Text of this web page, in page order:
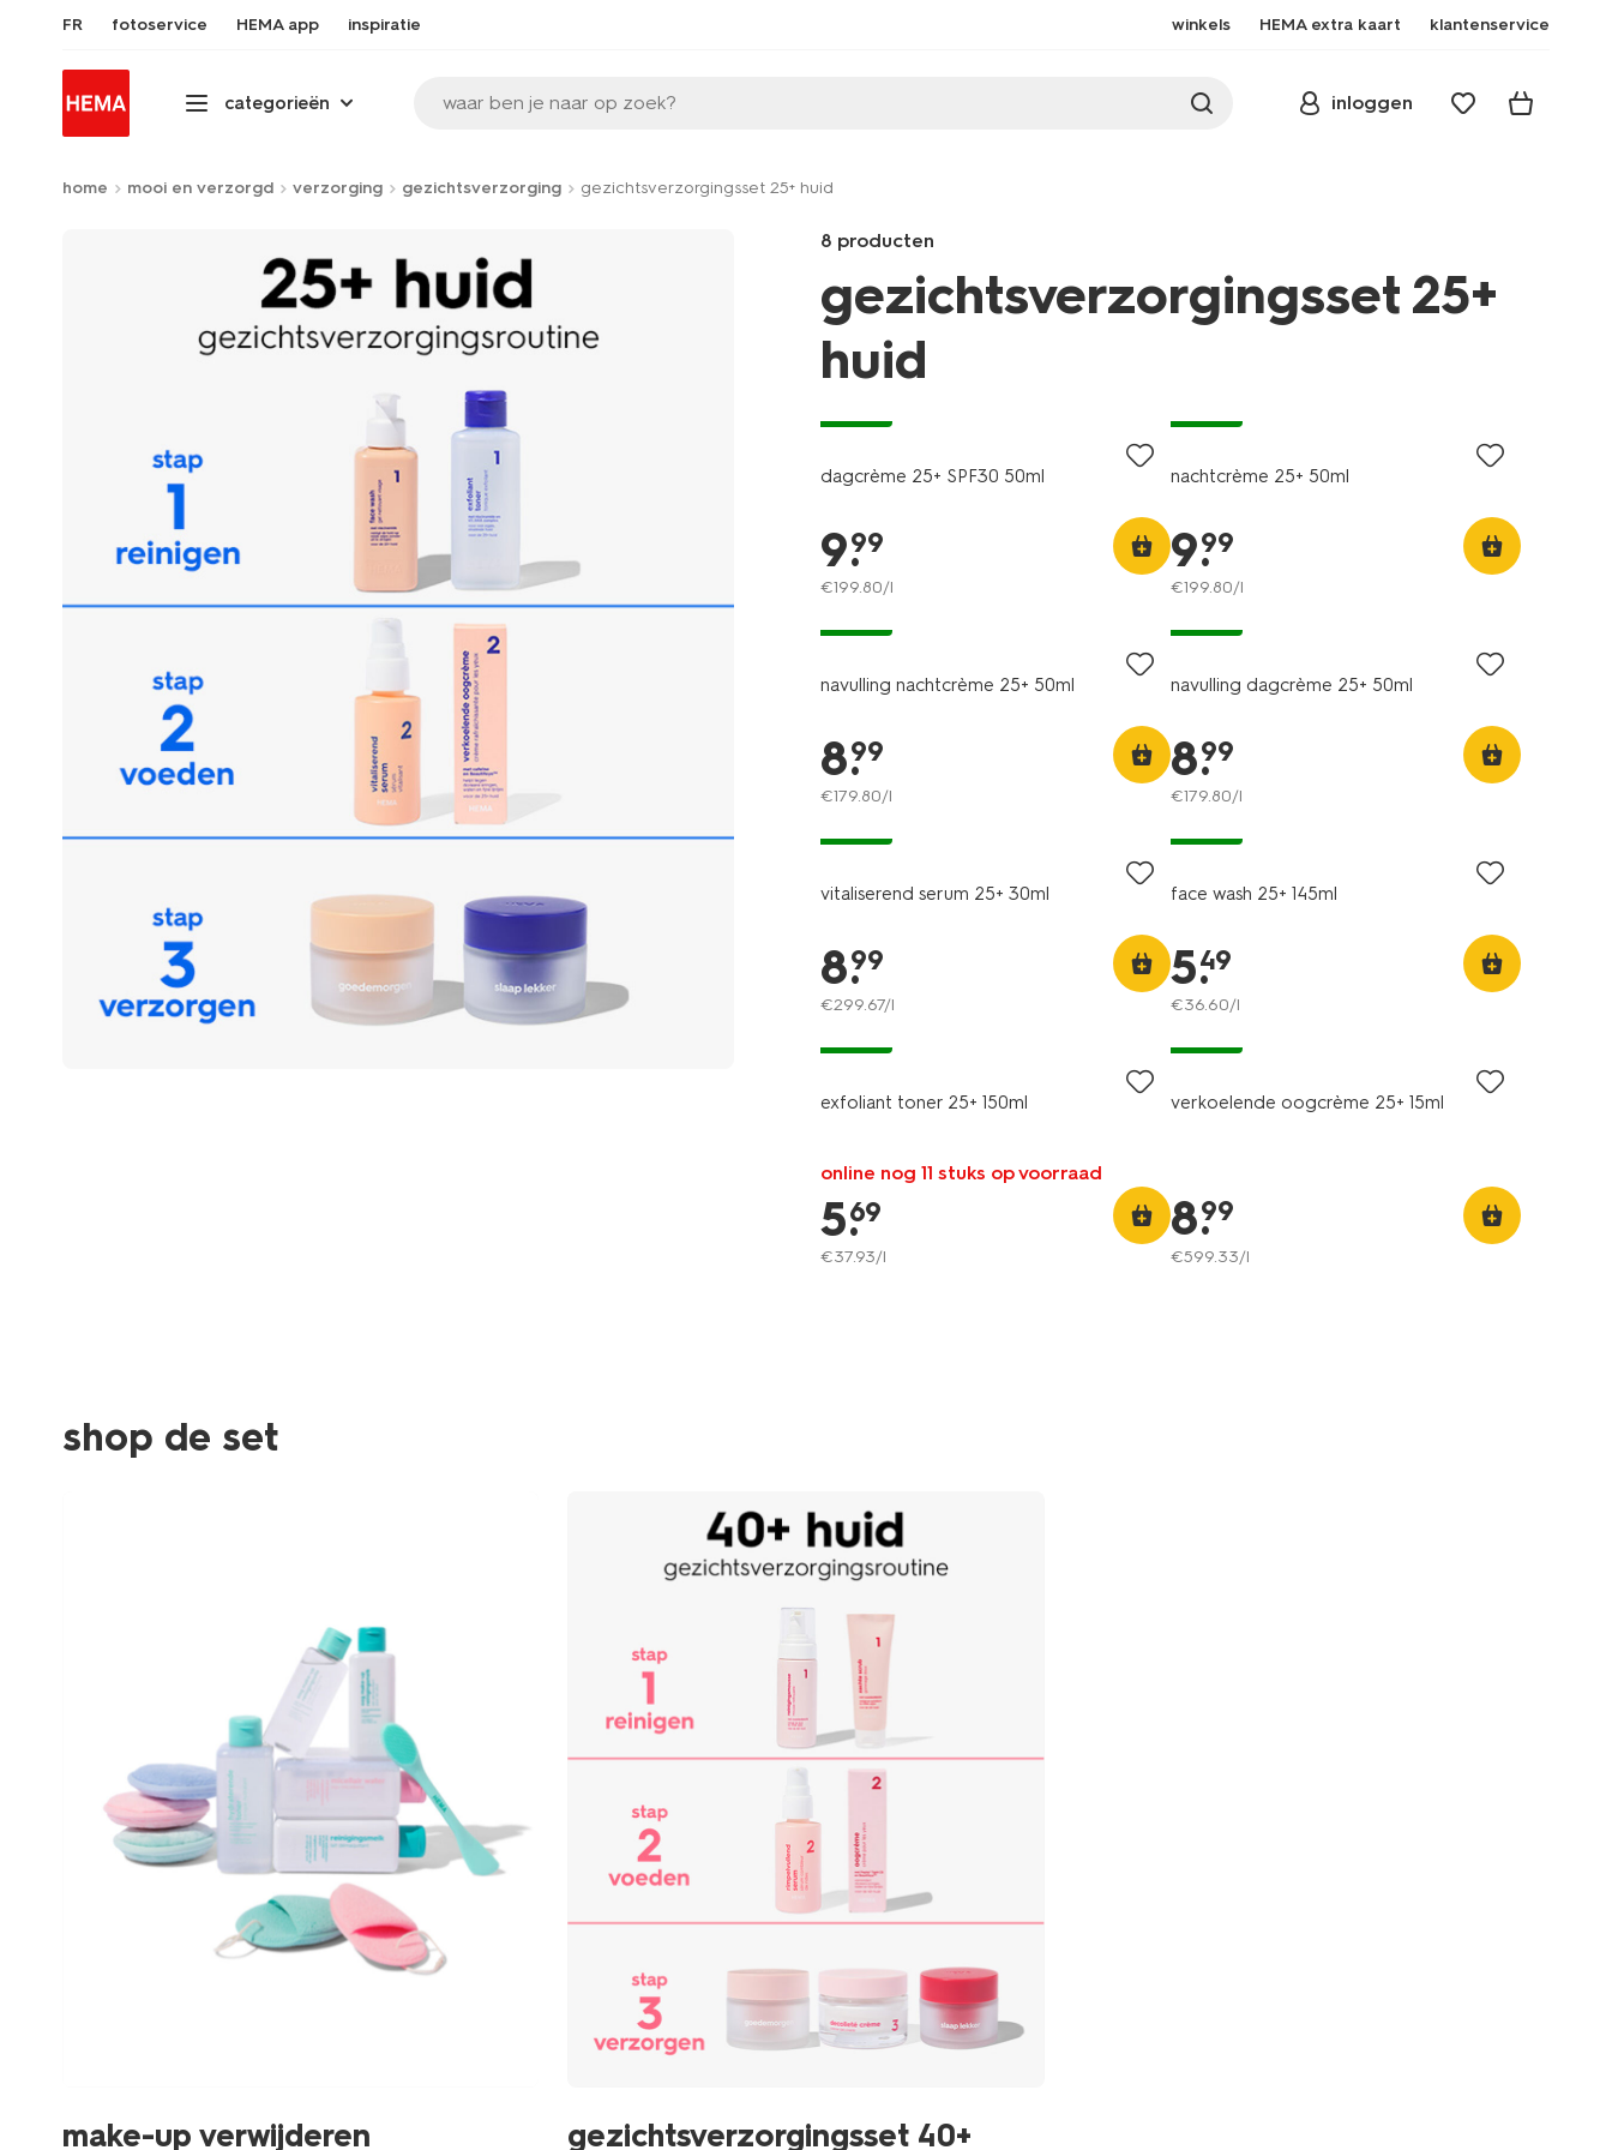
FR fotoservice HEMA app inspiratie winkels HEMA extra kaart klantenservice
categorieën waar ben je naar op zoek? inloggen
home mooi en verzorgd verzorging gezichtsverzorging gezichtsverzorgingsset 25+ huid
8 producten
gezichtsverzorgingsset 25+
huid
/nl-
verzorgd/verzorging/gezichtsverzorging/gezichtsverzorgingsset-
huid-
201543.html
dagcrème 25+ SPF30 50ml
9.
99
€199.80/l
nachtcrème 25+ 50ml
9.
99
€199.80/l
navulling nachtcrème 25+ 50ml
8.
99
€179.80/l
navulling dagcrème 25+ 50ml
8.
99
€179.80/l
vitaliserend serum 25+ 30ml
8.
99
€299.67/l
face wash 25+ 145ml
5.
49
€36.60/l
exfoliant toner 25+ 150ml
online nog 11 stuks op voorraad
5.
69
€37.93/l
verkoelende oogcrème 25+ 15ml
8.
99
€599.33/l
shop de set
make-up verwijderen
gezichtsverzorgingsset 40+